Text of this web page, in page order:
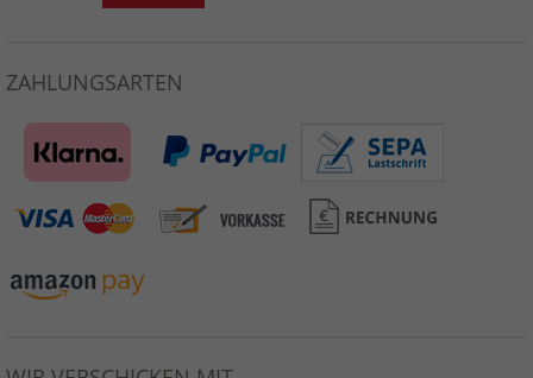
ZAHLUNGSARTEN